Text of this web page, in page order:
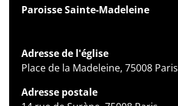
Paroisse Sainte-Madeleine
Adresse de l'église
Place de la Madeleine, 75008 Paris
Adresse postale